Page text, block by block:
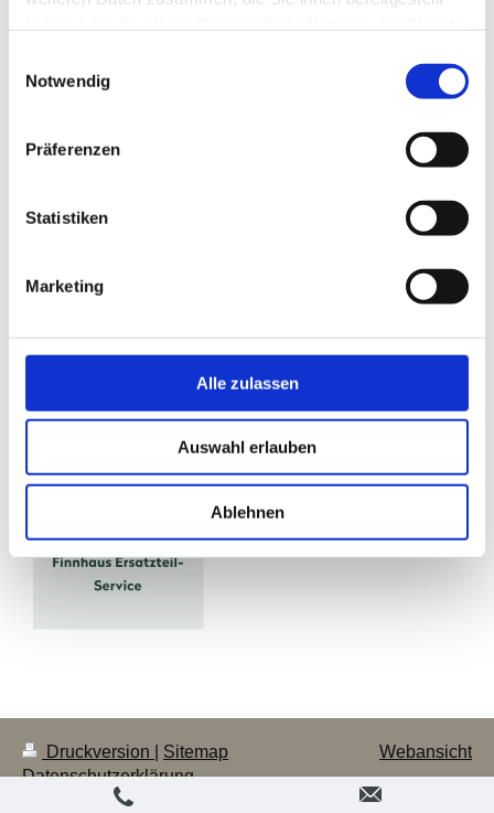
Notwendig
Präferenzen
Statistiken
Marketing
Alle zulassen
Auswahl erlauben
Ablehnen
Reklamationsformular für
Reklamationsformular für
Druckversion
Sitemap
Datenschutzerklärung
Webansicht